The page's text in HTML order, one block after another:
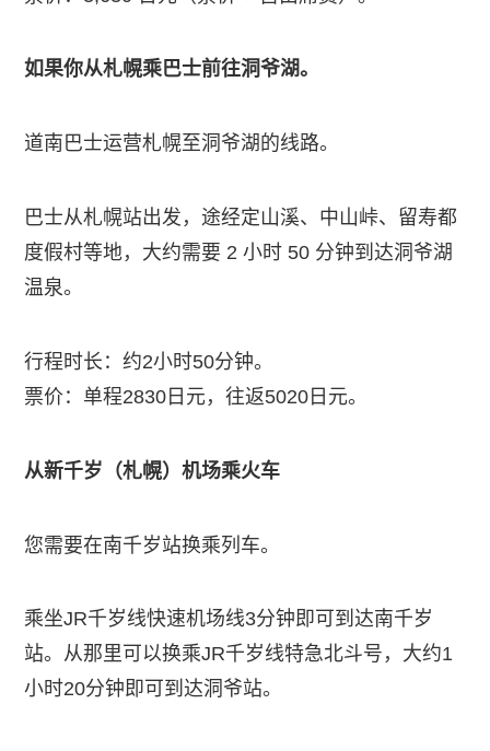
如果你从札幌乘巴士前往洞爷湖。
道南巴士运营札幌至洞爷湖的线路。
巴士从札幌站出发，途经定山溪、中山峠、留寿都
度假村等地，大约需要 2 小时 50 分钟到达洞爷湖
温泉。
行程时长：约2小时50分钟。
票价：单程2830日元，往返5020日元。
从新千岁（札幌）机场乘火车
您需要在南千岁站换乘列车。
乘坐JR千岁线快速机场线3分钟即可到达南千岁
站。从那里可以换乘JR千岁线特急北斗号，大约1
小时20分钟即可到达洞爷站。